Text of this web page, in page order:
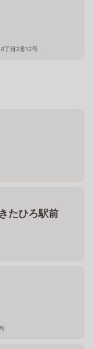
丁目2番12号
たひろ駅前